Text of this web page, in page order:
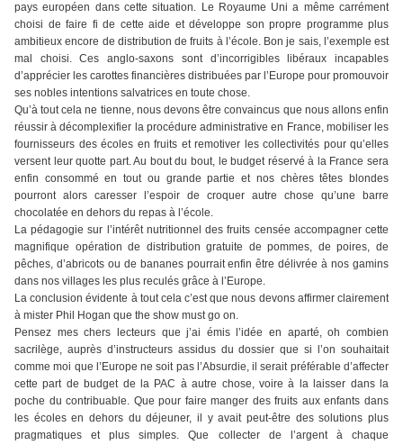
pays européen dans cette situation. Le Royaume Uni a même carrément
choisi de faire fi de cette aide et développe son propre programme plus
ambitieux encore de distribution de fruits à l’école. Bon je sais, l’exemple est
mal choisi. Ces anglo-saxons sont d’incorrigibles libéraux incapables
d’apprécier les carottes financières distribuées par l’Europe pour promouvoir
ses nobles intentions salvatrices en toute chose.
Qu’à tout cela ne tienne, nous devons être convaincus que nous allons enfin
réussir à décomplexifier la procédure administrative en France, mobiliser les
fournisseurs des écoles en fruits et remotiver les collectivités pour qu’elles
versent leur quotte part. Au bout du bout, le budget réservé à la France sera
enfin consommé en tout ou grande partie et nos chères têtes blondes
pourront alors caresser l’espoir de croquer autre chose qu’une barre
chocolatée en dehors du repas à l’école.
La pédagogie sur l’intérêt nutritionnel des fruits censée accompagner cette
magnifique opération de distribution gratuite de pommes, de poires, de
pêches, d’abricots ou de bananes pourrait enfin être délivrée à nos gamins
dans nos villages les plus reculés grâce à l’Europe.
La conclusion évidente à tout cela c’est que nous devons affirmer clairement
à mister Phil Hogan que the show must go on.
Pensez mes chers lecteurs que j’ai émis l’idée en aparté, oh combien
sacrilège, auprès d’instructeurs assidus du dossier que si l’on souhaitait
comme moi que l’Europe ne soit pas l’Absurdie, il serait préférable d’affecter
cette part de budget de la PAC à autre chose, voire à la laisser dans la
poche du contribuable. Que pour faire manger des fruits aux enfants dans
les écoles en dehors du déjeuner, il y avait peut-être des solutions plus
pragmatiques et plus simples. Que collecter de l’argent à chaque